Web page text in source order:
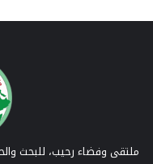
ملتقى وفضاء رحيب، للبحث